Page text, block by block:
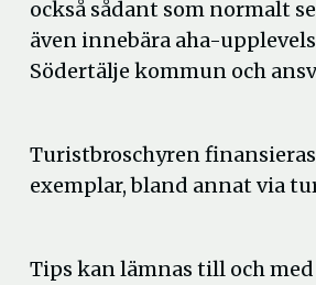
också sådant som normalt
även innebära aha-
Södertälje kommun och
Turistbroschyren
exemplar, bland annat via
Tips kan lämnas till och